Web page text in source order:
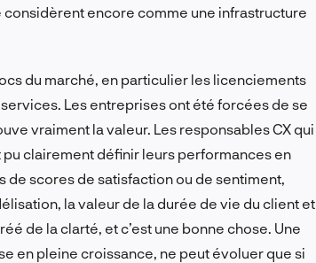
encore comme une infrastructure
du marché, en particulier les licenciements
Les entreprises ont été forcées de se
vraiment la valeur. Les responsables CX qui
clairement définir leurs performances en
de scores de satisfaction ou de sentiment,
la valeur de la durée de vie du client et
de la clarté, et c’est une bonne chose. Une
en pleine croissance, ne peut évoluer que si